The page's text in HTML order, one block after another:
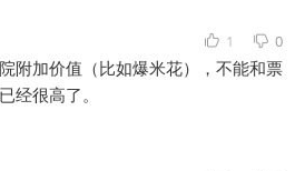
1 0
附加价值（比如爆米花），不能和票
经很高了。